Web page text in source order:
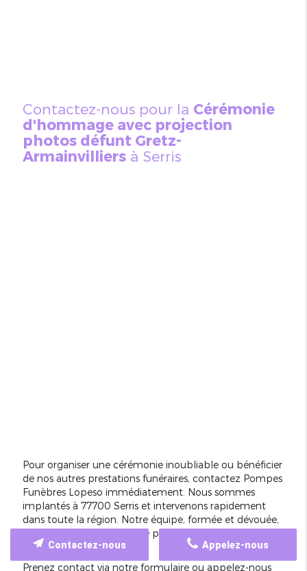
Contactez-nous pour la Cérémonie
d'hommage avec projection
photos défunt Gretz-
Armainvilliersà Serris
Pour organiser une cérémonie inoubliable ou bénéficier
de nos autres prestations funéraires, contactez Pompes
Funèbres Lopeso immédiatement. Nous sommes
implantés à 77700 Serris et intervenons rapidement
dans toute la région. Notre équipe, formée et dévouée,
vous guide à chaque étape pour assurer un service
digne et respectueux.
Prenez contact via notre formulaire ou appelez-nous
Appelez-nous
Contactez-nous